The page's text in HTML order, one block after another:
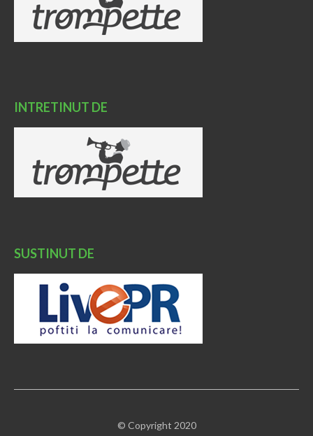
INTRETINUT DE
SUSTINUT DE
© Copyright 2020